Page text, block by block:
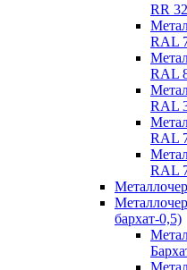
RR
RAL
RAL
RAL
RAL
RAL
бархат-0,5)